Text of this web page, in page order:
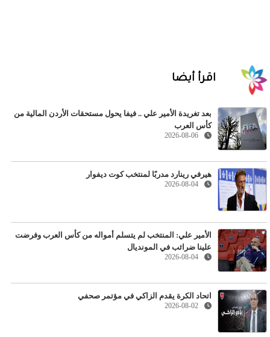
اقرأ أيضا
بعد تغريدة الأمير علي .. فيفا يحول مستحقات الأردن المالية من
كأس العرب
2026-08-06
هيرفي رينارد مدربًا لمنتخب كوت ديفوار
2026-08-04
الأمير علي: المنتخب لم يتسلم أمواله من كأس العرب وفرضت
علينا ضرائب في المونديال
2026-08-04
اتحاد الكرة يقدم الزاكي في مؤتمر صحفي
2026-08-02